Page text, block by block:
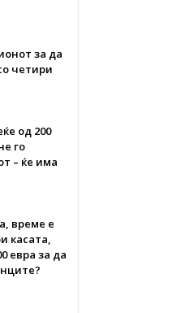
за да
четири
од 200
го
– ќе има
време е
касата,
евра за да